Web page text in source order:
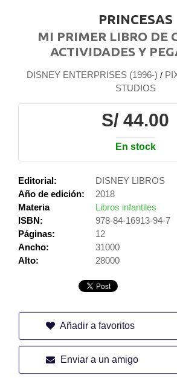
PRINCESAS
MI PRIMER LIBRO DE
ACTIVIDADES Y
DISNEY ENTERPRISES (1996-) /
STUDIOS
S/ 44.00
En stock
Editorial:
DISNEY LIBROS
Año de edición:
2018
Materia
Libros infantiles
ISBN:
978-84-16913-94-7
Páginas:
12
Ancho:
31000
Alto:
28000
Añadir a favoritos
Enviar a un amigo